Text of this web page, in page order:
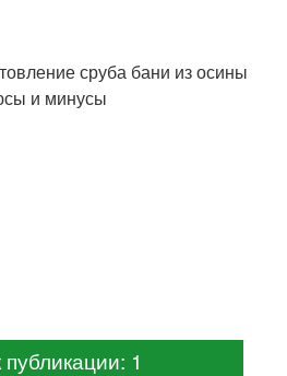
сруба бани из осины
и минусы
1